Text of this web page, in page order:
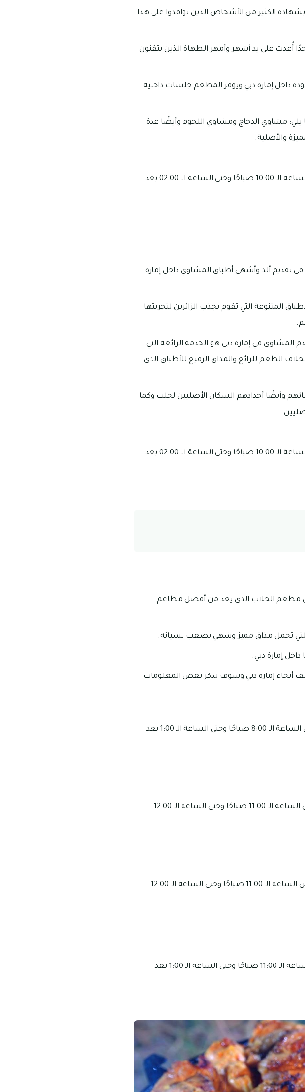
الكثير من الأشخاص الذين توافدوا على هذا
أُعدت على يد أشهر وأمهر الطهاة الذين يتقنون
داخل إمارة دبي ويوفر المطعم جلسات داخلية
يلي: مشاوي الدجاج ومشاوي اللحوم وأيضًا عدة
والأصلية.
مواعيد عمل المطعم: تبدأ ساعات العمل في هذا المطعم من الساعة الـ 10:00 صباحًا وحتى الساعة الـ 02:00 بعد
ألذ وأشهى أطباق المشاوي داخل إمارة
المتنوعة التي تقوم بجذب الزائرين لتجربتها
في إمارة دبي هو الخدمة الرائعة التي
الطعم للرائع والمذاق الرفيع للأطباق الذي
وأيضًا أجدادهم السكان الأصليين لحلب وكما
مواعيد عمل المطعم: تبدأ ساعات العمل في هذا المطعم من الساعة الـ 10:00 صباحًا وحتى الساعة الـ 02:00 بعد
مطعم الحلاب الذي يعد من أفضل مطاعم
التي تحمل مذاق مميز وشهي يصعب نسيانه.
إمارة دبي.
أنحاء إمارة دبي وسوف نذكر بعض المعلومات
مواعيد عمل الفرع الأول: تبدأ ساعات العمل في هذا الفرع من الساعة الـ 8:00 صباحًا وحتى الساعة الـ 1:00 بعد
مواعيد عمل الفرع الثاني: تبدأ ساعات العمل في هذا الفرع من الساعة الـ 11:00 صباحًا وحتى الساعة الـ 12:00
مواعيد عمل الفرع الثالث: تبدأ ساعات العمل في هذا الفرع من الساعة الـ 11:00 صباحًا وحتى الساعة الـ 12:00
مواعيد عمل الفرع الرابع: تبدأ ساعات العمل في هذا الفرع من الساعة الـ 11:00 صباحًا وحتى الساعة الـ 1:00 بعد